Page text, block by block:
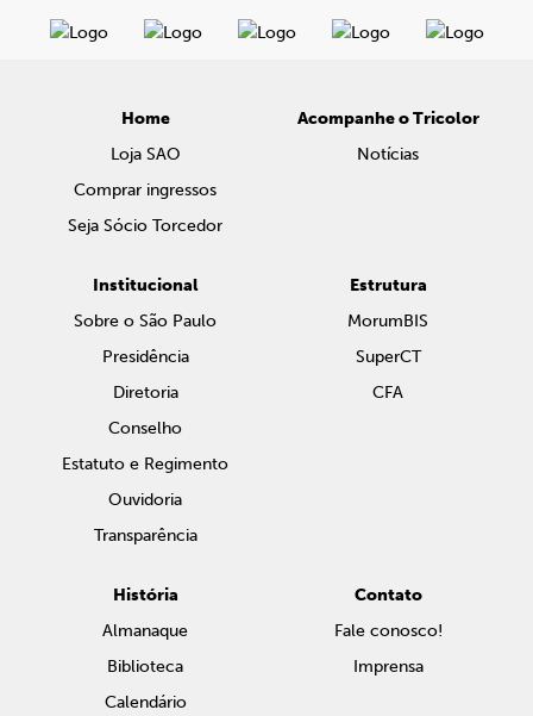
Home
Loja SAO
Comprar ingressos
Seja Sócio Torcedor
Acompanhe o Tricolor
Notícias
Institucional
Sobre o São Paulo
Presidência
Diretoria
Conselho
Estatuto e Regimento
Ouvidoria
Transparência
Estrutura
MorumBIS
SuperCT
CFA
História
Almanaque
Biblioteca
Calendário
Contato
Fale conosco!
Imprensa